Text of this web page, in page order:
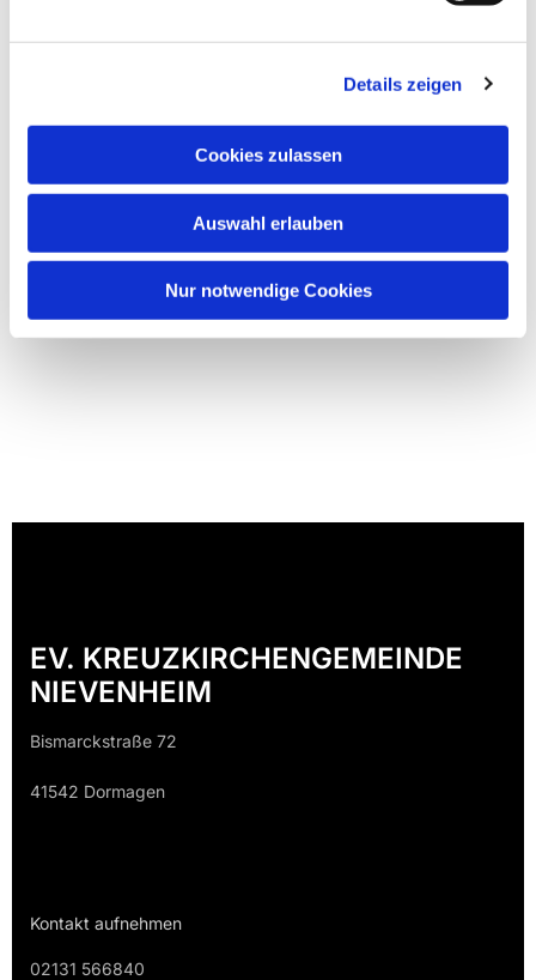
Details zeigen
Cookies zulassen
Auswahl erlauben
Nur notwendige Cookies
EV. KREUZKIRCHENGEMEINDE
NIEVENHEIM
Bismarckstraße 72
41542 Dormagen
Kontakt aufnehmen
02131 566840